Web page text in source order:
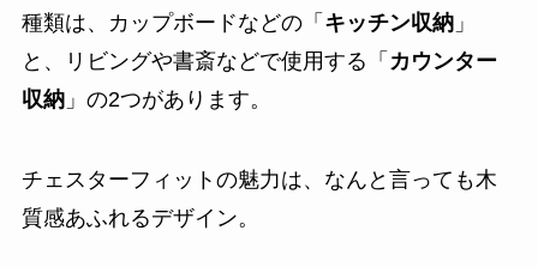
種類は、カップボードなどの「 キッチン収納」
と、リビングや書斎などで使用する「 カウンター
収納」の2つがあります。
チェスターフィットの魅力は、なんと言っても木
質感あふれるデザイン。